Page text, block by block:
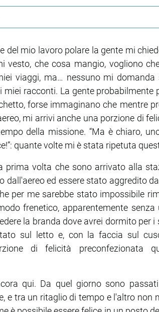
del mio lavoro polare la gente mi
vesto, che cosa mangio, vogliono
viaggi, ma… nessuno mi
racconti. La gente probabilmente
forse immaginano che mentre
mi arrivi anche una porzione di
della missione. “Ma è chiaro,
quante volte mi è stata ripetuta
prima volta che sono arrivato alla
dall'aereo ed essere stato aggredito
per me sarebbe stato impossibile
frenetico, apparentemente
la branda dove avrei dormito per
sul letto e, con la faccia sul
di felicità preconfezionata
qui. Da quel giorno sono
e tra un ritaglio di tempo e l'altro